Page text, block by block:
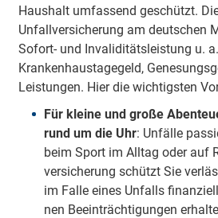
Haushalt umfassend geschützt.
Unfallversicherung am deutschen
Sofort- und Invaliditätsleistung u.
Krankenhaustagegeld,
Leistungen. Hier die wichtigsten
Für kleine und große
rund um die Uhr: Un­fäl­le
beim Sport im Alltag oder auf
ver­si­che­rung schützt Sie
im Falle eines Unfalls
nen Be­ein­träch­ti­gun­gen